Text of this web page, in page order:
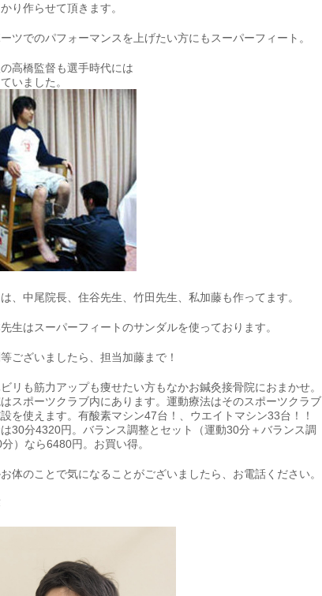
り作らせて頂きます。
ツでのパフォーマンスを上げたい方にもスーパーフィート。
高橋監督も選手時代には
いました。
、中尾院長、住谷先生、竹田先生、私加藤も作ってます。
生はスーパーフィートのサンダルを使っております。
ございましたら、担当加藤まで！
ビリも筋力アップも痩せたい方もなかお鍼灸接骨院におまかせ。
スポーツクラブ内にあります。運動療法はそのスポーツクラブ
を使えます。有酸素マシン47台！、ウエイトマシン33台！！
30分4320円。バランス調整とセット（運動30分＋バランス調
）なら6480円。お買い得。
体のことで気になることがございましたら、お電話ください。